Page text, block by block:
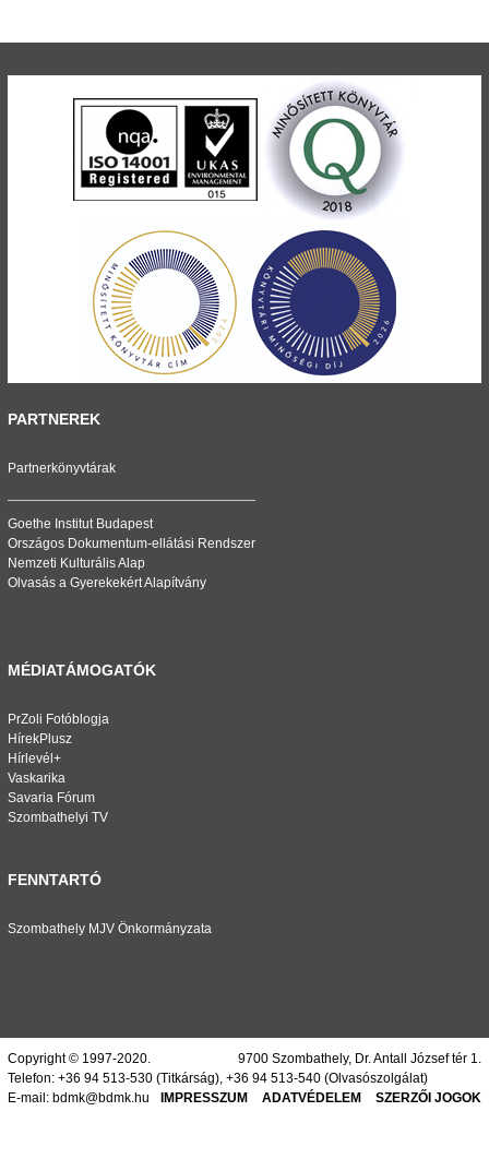
PARTNEREK
Partnerkönyvtárak
Goethe Institut Budapest
Országos Dokumentum-ellátási Rendszer
Nemzeti Kulturális Alap
Olvasás a Gyerekekért Alapítvány
MÉDIATÁMOGATÓK
PrZoli Fotóblogja
HírekPlusz
Hírlevél+
Vaskarika
Savaria Fórum
Szombathelyi TV
FENNTARTÓ
Szombathely MJV Önkormányzata
Copyright © 1997-2020.
9700 Szombathely, Dr. Antall József tér 1.
Telefon: +36 94 513-530 (Titkárság), +36 94 513-540 (Olvasószolgálat)
E-mail: bdmk@bdmk.hu IMPRESSZUM ADATVÉDELEM SZERZŐI JOGOK